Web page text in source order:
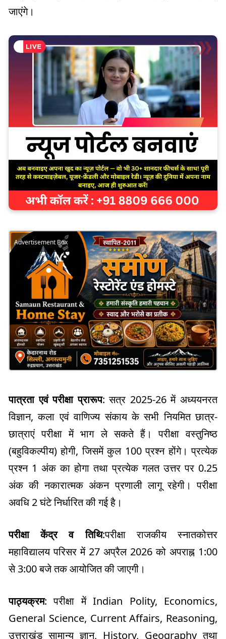
जाएंगे।
Advertisement Box
पात्रता एवं परीक्षा प्रारूप: सत्र 2025-26 में अध्ययनरत
विज्ञान, कला एवं वाणिज्य संकाय के सभी नियमित छात्र-
छात्राएं परीक्षा में भाग ले सकते हैं। परीक्षा वस्तुनिष्ठ
(बहुविकल्पीय) होगी, जिसमें कुल 100 प्रश्न होंगे। प्रत्येक
प्रश्न 1 अंक का होगा तथा प्रत्येक गलत उत्तर पर 0.25
अंक की नकारात्मक अंकन प्रणाली लागू रहेगी। परीक्षा
अवधि 2 घंटे निर्धारित की गई है।
परीक्षा केंद्र व तिथि:परीक्षा राजकीय स्नातकोत्तर
महाविद्यालय परिसर में 27 अप्रैल 2026 को अपराह्न 1:00
से 3:00 बजे तक आयोजित की जाएगी।
पाठ्यक्रम: परीक्षा में Indian Polity, Economics,
General Science, Current Affairs, Reasoning,
उत्तराखंड सामान्य ज्ञान, History, Geography तथा